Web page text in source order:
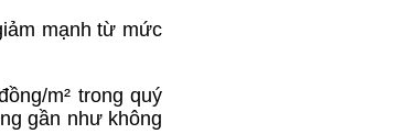
mạnh từ mức
m² trong quý
gần như không